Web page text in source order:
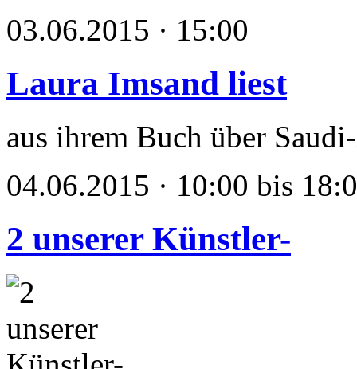
03.06.2015 · 15:00
Laura Imsand liest
aus ihrem Buch über
04.06.2015 · 10:00 bis
2 unserer Künstler-